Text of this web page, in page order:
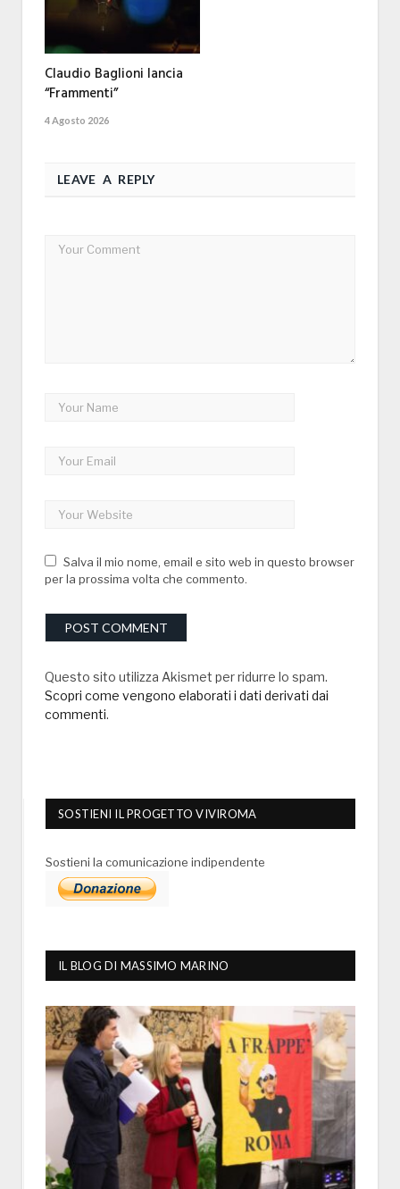
Claudio Baglioni lancia
“Frammenti”
4 Agosto 2026
LEAVE A REPLY
Salva il mio nome, email e sito web in questo browser
per la prossima volta che commento.
Questo sito utilizza Akismet per ridurre lo spam.
Scopri come vengono elaborati i dati derivati dai
commenti.
SOSTIENI IL PROGETTO VIVIROMA
Sostieni la comunicazione indipendente
IL BLOG DI MASSIMO MARINO